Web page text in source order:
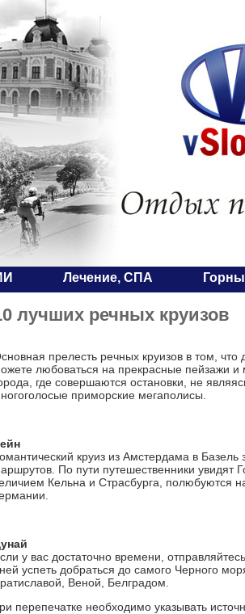
Лечение, СПА
лучших речных круизов
прелесть речных круизов в том,
любоваться на прекрасные пейзажи и
где совершаются остановки, не
приморские мегаполисы.
круиз из Амстердама в
По пути путешественники
Кельна и Страсбурга, полюбуются
у вас достаточно времени,
успеть добраться до самого Черного
Веной, Белградом.
перепечатке необходимо указывать